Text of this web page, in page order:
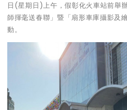
日(星期日)上午，假彰化火車站前舉
師揮毫送春聯」暨「扇形車庫攝影及
動。